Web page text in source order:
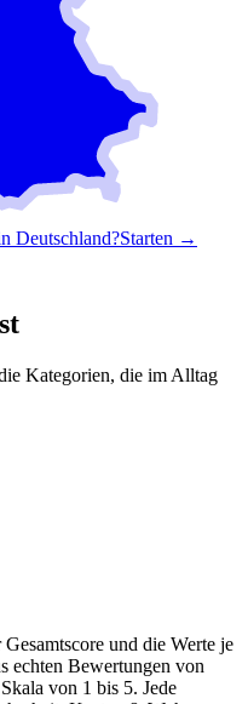
Deutschland?Starten →
Kategorien, die im Alltag
Gesamtscore und die Werte je
echten Bewertungen von
von 1 bis 5. Jede